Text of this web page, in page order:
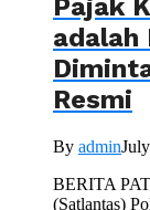
Pajak
adalah
Resmi
By admin
BERITA
(Satlantas)